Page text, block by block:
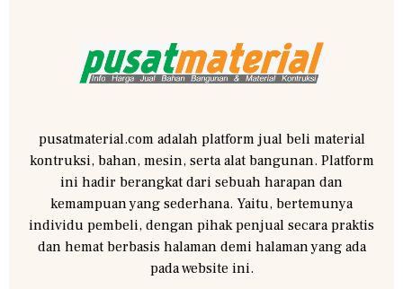
pusatmaterial.com adalah platform jual beli material
kontruksi, bahan, mesin, serta alat bangunan. Platform
ini hadir berangkat dari sebuah harapan dan
kemampuan yang sederhana. Yaitu, bertemunya
individu pembeli, dengan pihak penjual secara praktis
dan hemat berbasis halaman demi halaman yang ada
pada website ini.